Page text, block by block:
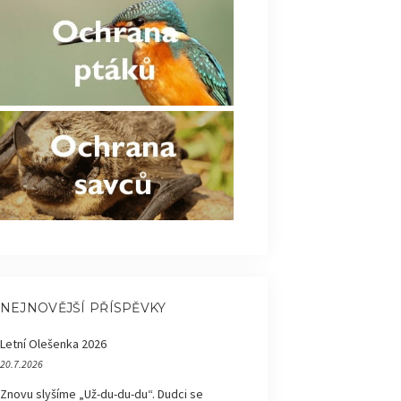
NEJNOVĚJŠÍ PŘÍSPĚVKY
Letní Olešenka 2026
20.7.2026
Znovu slyšíme „Už-du-du-du“. Dudci se